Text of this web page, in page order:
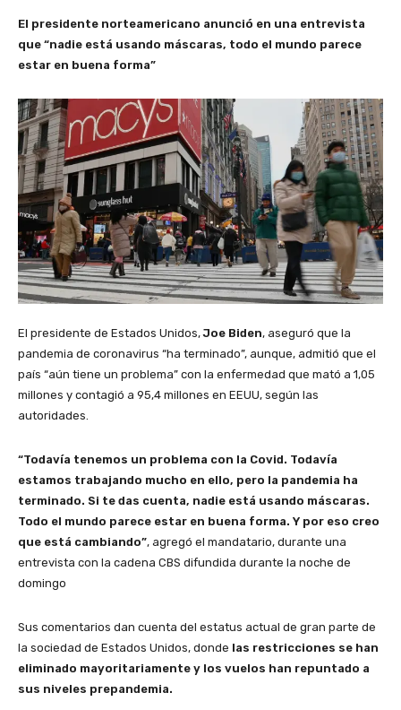
El presidente norteamericano anunció en una entrevista
que “nadie está usando máscaras, todo el mundo parece
estar en buena forma”
El presidente de Estados Unidos,Joe Biden, aseguró que la
pandemia de coronavirus “ha terminado”, aunque, admitió que el
país “aún tiene un problema” con la enfermedad que mató a 1,05
millones y contagió a 95,4 millones en EEUU, según las
autoridades.
“Todavía tenemos un problema con la Covid. Todavía
estamos trabajando mucho en ello, pero la pandemia ha
terminado. Si te das cuenta, nadie está usando máscaras.
Todo el mundo parece estar en buena forma. Y por eso creo
que está cambiando”, agregó el mandatario, durante una
entrevista con la cadena CBS difundida durante la noche de
domingo
Sus comentarios dan cuenta del estatus actual de gran parte de
la sociedad de Estados Unidos, donde las restricciones se han
eliminado mayoritariamente y los vuelos han repuntado a
sus niveles prepandemia.